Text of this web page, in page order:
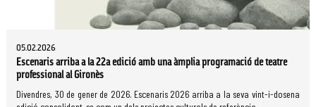
05.02.2026
Escenaris arriba a la 22a edició amb una àmplia programació de teatre
professional al Gironès
Divendres, 30 de gener de 2026. Escenaris 2026 arriba a la seva vint-i-dosena